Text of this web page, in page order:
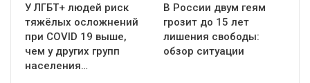
У ЛГБТ+ людей риск
тяжёлых осложнений
при COVID 19 выше,
чем у других групп
населения…
В России двум геям
грозит до 15 лет
лишения свободы:
обзор ситуации